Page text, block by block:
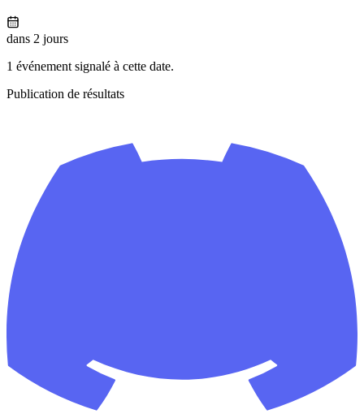
dans 2 jours
1 événement signalé à cette date.
Publication de résultats